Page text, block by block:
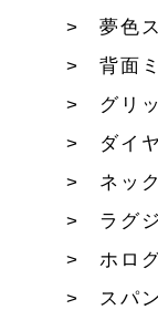
夢色
背面
グリ
ダイ
ネッ
ラグ
ホロ
スパ